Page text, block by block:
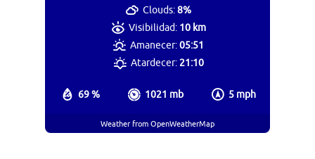
69 % 1021 mb 5 mph
Clouds:8%
Visibilidad: 10 km
Amanecer:05:51
Atardecer:21:10
Weather from OpenWeatherMap